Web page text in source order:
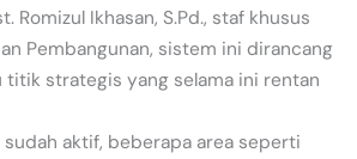
Romizul Ikhasan, S.Pd., staf khusus
Pembangunan, sistem ini dirancang
titik strategis yang selama ini rentan
aktif, beberapa area seperti